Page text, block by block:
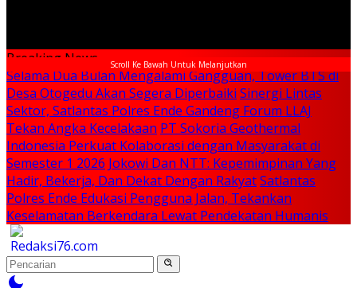
Scroll Ke Bawah Untuk Melanjutkan
Breaking News
Selama Dua Bulan Mengalami Gangguan, Tower BTS di
Desa Otogedu Akan Segera Diperbaiki Sinergi Lintas
Sektor, Satlantas Polres Ende Gandeng Forum LLAJ
Tekan Angka Kecelakaan PT Sokoria Geothermal
Indonesia Perkuat Kolaborasi dengan Masyarakat di
Semester 1 2026 Jokowi Dan NTT: Kepemimpinan Yang
Hadir, Bekerja, Dan Dekat Dengan RakyatSatlantas
Polres Ende Edukasi Pengguna Jalan, Tekankan
Keselamatan Berkendara Lewat Pendekatan Humanis